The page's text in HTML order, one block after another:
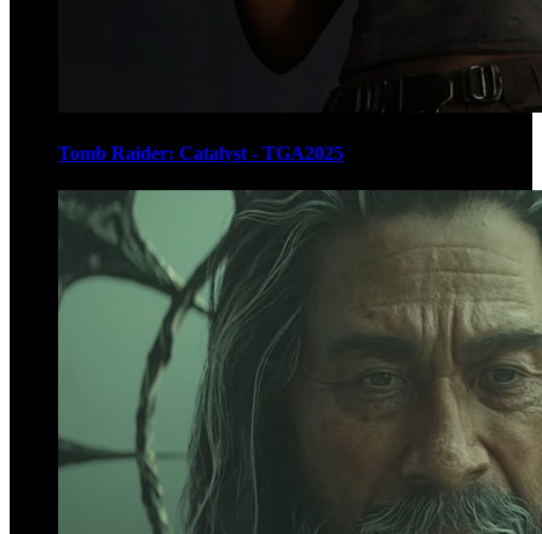
Tomb Raider: Catalyst - TGA2025